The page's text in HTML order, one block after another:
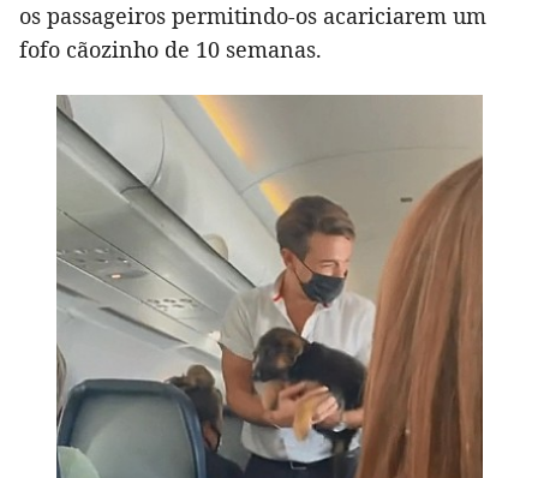
os passageiros permitindo-os acariciarem um
fofo cãozinho de 10 semanas.